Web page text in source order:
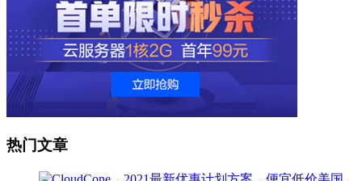
热门文章